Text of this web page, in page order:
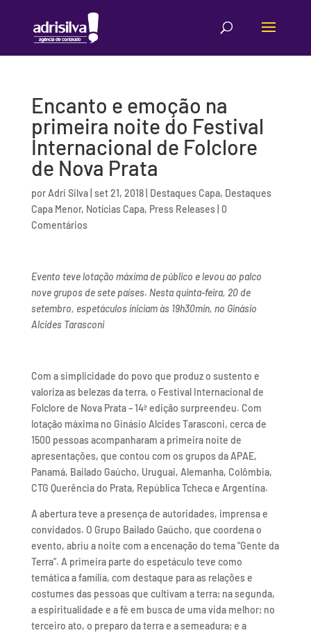
Encanto e emoção na
primeira noite do Festival
Internacional de Folclore
de Nova Prata
porAdri Silva| set 21, 2018| Destaques Capa, Destaques
Capa Menor, Notícias Capa, Press Releases| 0
Comentários
Evento teve lotação máxima de público e levou ao palco
nove grupos de sete países. Nesta quinta-feira, 20 de
setembro, espetáculos iniciam às 19h30min, no Ginásio
Alcides Tarasconi
Com a simplicidade do povo que produz o sustento e
valoriza as belezas da terra, o Festival Internacional de
Folclore de Nova Prata – 14ª edição surpreendeu. Com
lotação máxima no Ginásio Alcides Tarasconi, cerca de
1500 pessoas acompanharam a primeira noite de
apresentações, que contou com os grupos da APAE,
Panamá, Bailado Gaúcho, Uruguai, Alemanha, Colômbia,
CTG Querência do Prata, República Tcheca e Argentina.
A abertura teve a presença de autoridades, imprensa e
convidados. O Grupo Bailado Gaúcho, que coordena o
evento, abriu a noite com a encenação do tema “Gente da
Terra”. A primeira parte do espetáculo teve como
temática a família, com destaque para as relações e
costumes das pessoas que cultivam a terra; na segunda,
a espiritualidade e a fé em busca de uma vida melhor; no
terceiro ato, o preparo da terra e a semeadura; e a